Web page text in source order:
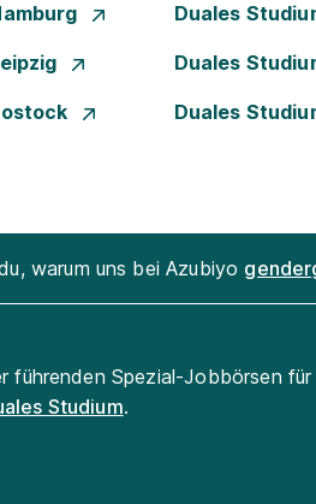
Duales
Duales
Duales
warum uns bei Azubiyo
führenden Spezial-Jobbörsen für
Studium.